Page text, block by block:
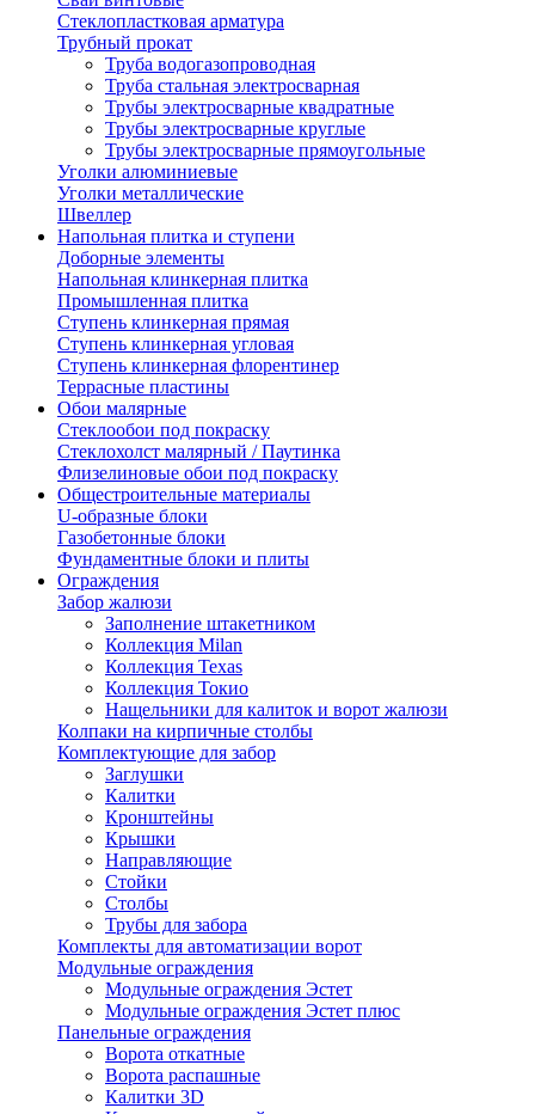
Стеклопластковая арматура
Трубный прокат
Труба водогазопроводная
Труба стальная электросварная
Трубы электросварные квадратные
Трубы электросварные круглые
Трубы электросварные прямоугольные
Уголки алюминиевые
Уголки металлические
Швеллер
Напольная плитка и ступени
Доборные элементы
Напольная клинкерная плитка
Промышленная плитка
Ступень клинкерная прямая
Ступень клинкерная угловая
Ступень клинкерная флорентинер
Террасные пластины
Обои малярные
Стеклообои под покраску
Стеклохолст малярный / Паутинка
Флизелиновые обои под покраску
Общестроительные материалы
U-образные блоки
Газобетонные блоки
Фундаментные блоки и плиты
Ограждения
Забор жалюзи
Заполнение штакетником
Коллекция Milan
Коллекция Texas
Коллекция Токио
Нащельники для калиток и ворот жалюзи
Колпаки на кирпичные столбы
Комплектующие для забор
Заглушки
Калитки
Кронштейны
Крышки
Направляющие
Стойки
Столбы
Трубы для забора
Комплекты для автоматизации ворот
Модульные ограждения
Модульные ограждения Эстет
Модульные ограждения Эстет плюс
Панельные ограждения
Ворота откатные
Ворота распашные
Калитки 3D